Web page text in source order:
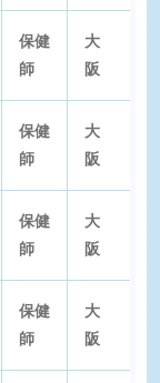
保健
師
大
阪
保健
師
大
阪
保健
師
大
阪
保健
師
大
阪